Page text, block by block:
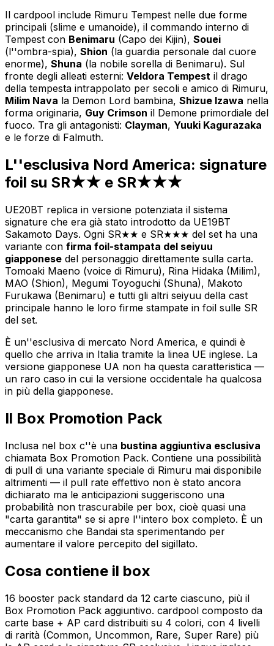
Il cardpool include Rimuru Tempest nelle due forme
principali (slime e umanoide), il commando interno di
Tempest con Benimaru (Capo dei Kijin), Souei
(l''ombra-spia), Shion (la guardia personale dal cuore
enorme), Shuna (la nobile sorella di Benimaru). Sul
fronte degli alleati esterni: Veldora Tempest il drago
della tempesta intrappolato per secoli e amico di Rimuru,
Milim Nava la Demon Lord bambina, Shizue Izawa nella
forma originaria, Guy Crimson il Demone primordiale del
fuoco. Tra gli antagonisti: Clayman, Yuuki Kagurazaka
e le forze di Falmuth.
L''esclusiva Nord America: signature
foil su SR★★ e SR★★★
UE20BT replica in versione potenziata il sistema
signature che era già stato introdotto da UE19BT
Sakamoto Days. Ogni SR★★ e SR★★★ del set ha una
variante con firma foil-stampata del seiyuu
giapponese del personaggio direttamente sulla carta.
Tomoaki Maeno (voice di Rimuru), Rina Hidaka (Milim),
MAO (Shion), Megumi Toyoguchi (Shuna), Makoto
Furukawa (Benimaru) e tutti gli altri seiyuu della cast
principale hanno le loro firme stampate in foil sulle SR
del set.
È un''esclusiva di mercato Nord America, e quindi è
quello che arriva in Italia tramite la linea UE inglese. La
versione giapponese UA non ha questa caratteristica —
un raro caso in cui la versione occidentale ha qualcosa
in più della giapponese.
Il Box Promotion Pack
Inclusa nel box c''è una bustina aggiuntiva esclusiva
chiamata Box Promotion Pack. Contiene una possibilità
di pull di una variante speciale di Rimuru mai disponibile
altrimenti — il pull rate effettivo non è stato ancora
dichiarato ma le anticipazioni suggeriscono una
probabilità non trascurabile per box, cioè quasi una
"carta garantita" se si apre l''intero box completo. È un
meccanismo che Bandai sta sperimentando per
aumentare il valore percepito del sigillato.
Cosa contiene il box
16 booster pack standard da 12 carte ciascuno, più il
Box Promotion Pack aggiuntivo. cardpool composto da
carte base + AP card distribuiti su 4 colori, con 4 livelli
di rarità (Common, Uncommon, Rare, Super Rare) più